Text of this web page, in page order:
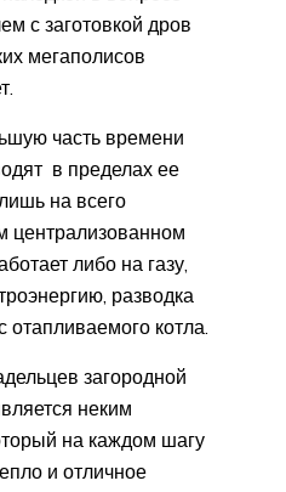
с заготовкой дров
мегаполисов
часть времени
в пределах ее
на всего
централизованном
либо на газу,
разводка
отапливаемого котла.
загородной
неким
на каждом шагу
и отличное